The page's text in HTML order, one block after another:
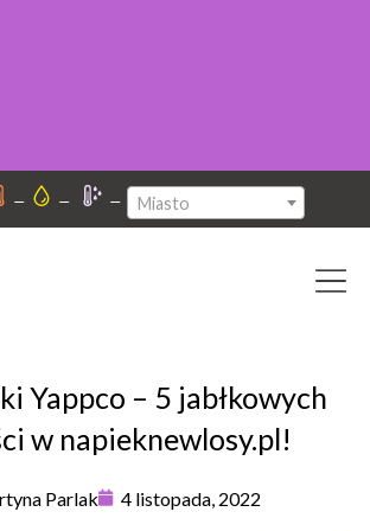
– – – Miasto
Yappco – 5 jabłkowych
w napieknewlosy.pl!
Parlak 4 listopada, 2022